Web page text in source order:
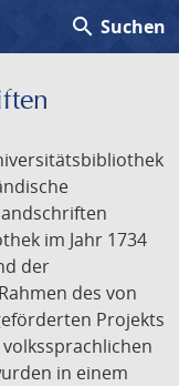
search Suchen
im Jahr 1734
der
des von
Projekts
in einem